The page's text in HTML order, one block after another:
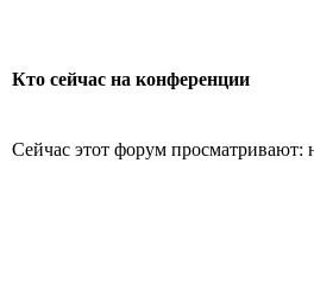
Кто сейчас на конференции
Сейчас этот форум просматривают: